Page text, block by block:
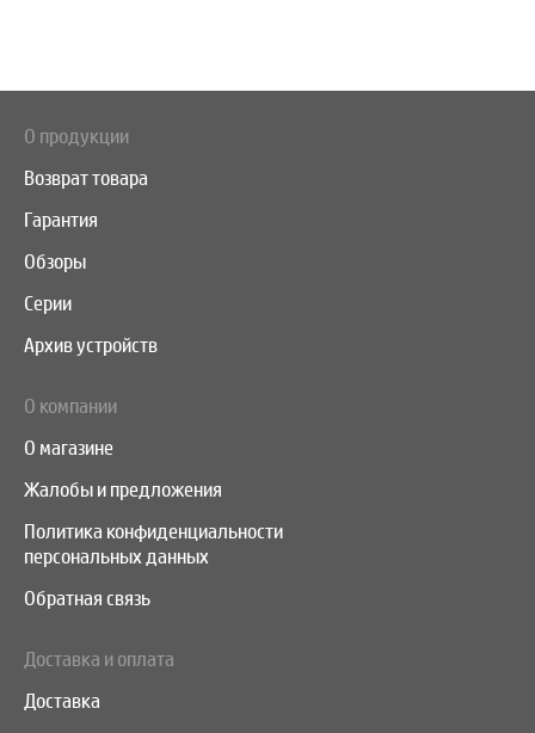
О продукции
Возврат товара
Гарантия
Обзоры
Серии
Архив устройств
О компании
О магазине
Жалобы и предложения
Политика конфиденциальности
персональных данных
Обратная связь
Доставка и оплата
Доставка